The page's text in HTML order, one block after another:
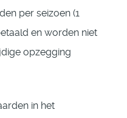
per seizoen (1
en worden niet
opzegging
in het